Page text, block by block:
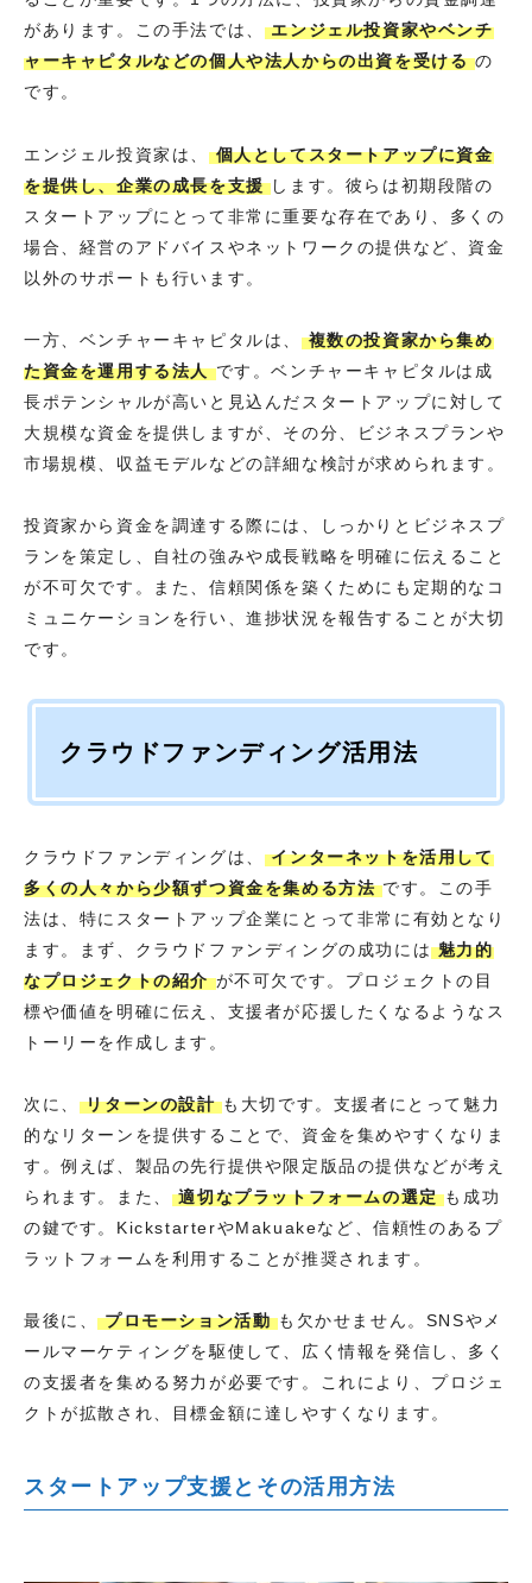
があります。この手法では、 エンジェル投資家やベンチ
ャーキャピタルなどの個人や法人からの出資を受けるの
です。
エンジェル投資家は、 個人としてスタートアップに資金
を提供し、企業の成長を支援します。彼らは初期段階の
スタートアップにとって非常に重要な存在であり、多くの
場合、経営のアドバイスやネットワークの提供など、資金
以外のサポートも行います。
一方、ベンチャーキャピタルは、 複数の投資家から集め
た資金を運用する法人です。ベンチャーキャピタルは成
長ポテンシャルが高いと見込んだスタートアップに対して
大規模な資金を提供しますが、その分、ビジネスプランや
市場規模、収益モデルなどの詳細な検討が求められます。
投資家から資金を調達する際には、しっかりとビジネスプ
ランを策定し、自社の強みや成長戦略を明確に伝えること
が不可欠です。また、信頼関係を築くためにも定期的なコ
ミュニケーションを行い、進捗状況を報告することが大切
です。
クラウドファンディング活用法
クラウドファンディングは、 インターネットを活用して
多くの人々から少額ずつ資金を集める方法です。この手
法は、特にスタートアップ企業にとって非常に有効となり
ます。まず、クラウドファンディングの成功には魅力的
なプロジェクトの紹介が不可欠です。プロジェクトの目
標や価値を明確に伝え、支援者が応援したくなるようなス
トーリーを作成します。
次に、 リターンの設計も大切です。支援者にとって魅力
的なリターンを提供することで、資金を集めやすくなりま
す。例えば、製品の先行提供や限定版品の提供などが考え
られます。また、 適切なプラットフォームの選定も成功
の鍵です。KickstarterやMakuakeなど、信頼性のあるプ
ラットフォームを利用することが推奨されます。
最後に、プロモーション活動も欠かせません。SNSやメ
ールマーケティングを駆使して、広く情報を発信し、多く
の支援者を集める努力が必要です。これにより、プロジェ
クトが拡散され、目標金額に達しやすくなります。
スタートアップ支援とその活用方法